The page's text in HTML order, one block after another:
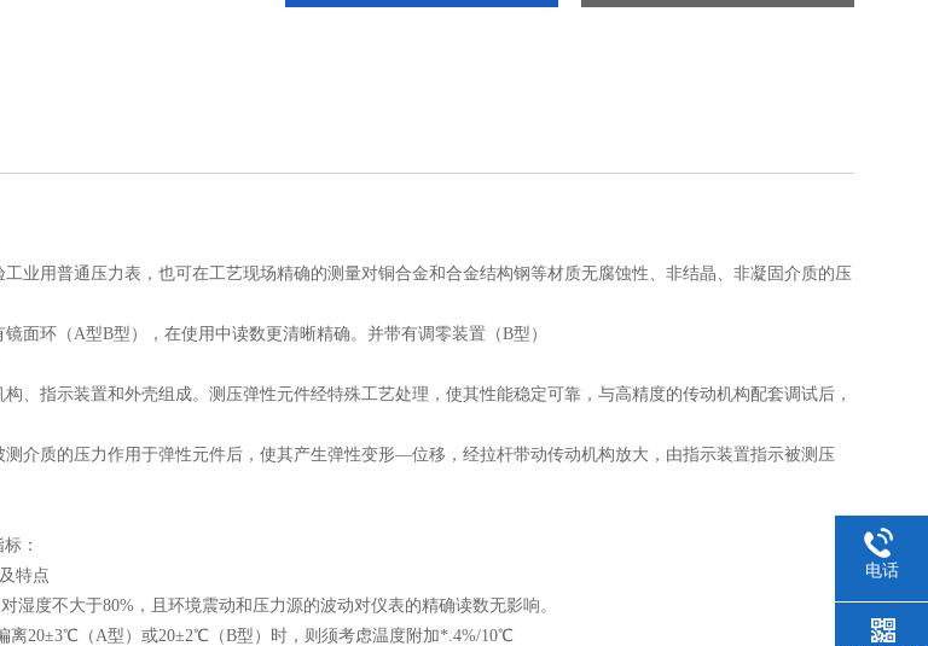
用普通压力表，也可在工艺现场精确的测量对铜合金和合金结构钢等材质无腐蚀性、非结晶、非凝固介质的压
环（A型B型），在使用中读数更清晰精确。并带有调零装置（B型）
指示装置和外壳组成。测压弹性元件经特殊工艺处理，使其性能稳定可靠，与高精度的传动机构配套调试后，
质的压力作用于弹性元件后，使其产生弹性变形—位移，经拉杆带动传动机构放大，由指示装置指示被测压
：
特点
湿度不大于80%，且环境震动和压力源的波动对仪表的精确读数无影响。
离20±3℃（A型）或20±2℃（B型）时，则须考虑温度附加*.4%/10℃
电话